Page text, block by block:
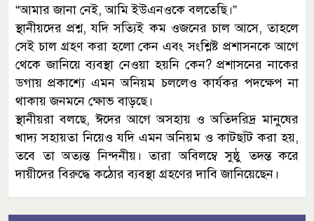
“আমার জানা নেই, আমি ইউএনওকে বলতেছি।”
স্থানীয়দের প্রশ্ন, যদি সত্যিই কম ওজনের চাল আসে, তাহলে
সেই চাল গ্রহণ করা হলো কেন এবং সংশ্লিষ্ট প্রশাসনকে আগে
থেকে জানিয়ে ব্যবস্থা নেওয়া হয়নি কেন? প্রশাসনের নাকের
ডগায় প্রকাশ্যে এমন অনিয়ম চললেও কার্যকর পদক্ষেপ না
থাকায় জনমনে ক্ষোভ বাড়ছে।
স্থানীয়রা বলছে, ঈদের আগে অসহায় ও অতিদরিদ্র মানুষের
খাদ্য সহায়তা নিয়েও যদি এমন অনিয়ম ও কাটছাঁট করা হয়,
তবে তা অত্যন্ত নিন্দনীয়। তারা অবিলম্বে সুষ্ঠু তদন্ত করে
দায়ীদের বিরুদ্ধে কঠোর ব্যবস্থা গ্রহণের দাবি জানিয়েছেন।